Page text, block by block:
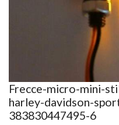
Frecce-micro-mini-
harley-davidson-
383830447495-6